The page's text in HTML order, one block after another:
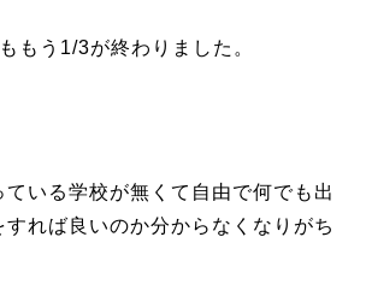
もう1/3が終わりました。
いる学校が無くて自由で何でも出
れば良いのか分からなくなりがち